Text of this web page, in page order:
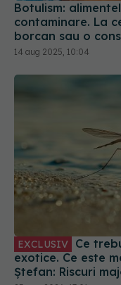
Botulism:
contaminare. La
borcan sau o
14 aug 2025, 10:04
EXCLUSIV
exotice. Ce este
Ștefan: Riscuri